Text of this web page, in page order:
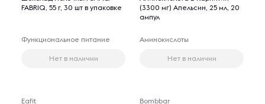
FABRIQ, 55 г, 30 шт в упаковке
Функциональное питание
Нет в наличии
(3300 мг) Апельсин, 25 мл, 20
ампул
Аминокислоты
Нет в наличии
Eafit Bombbar